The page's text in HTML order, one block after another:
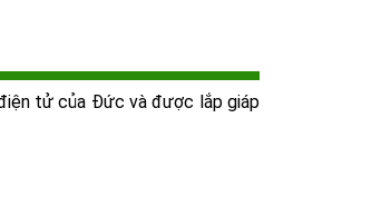
tử của Đức và được lắp giáp